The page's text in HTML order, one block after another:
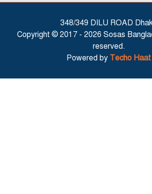
সেরাদের সেরা
348/349 DILU ROAD
Copyright © 2017 - 2026 Sosas
reserved.
Powered by Techo Haat